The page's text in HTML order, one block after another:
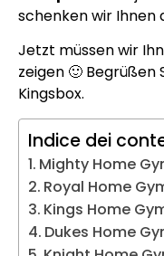
schenken wir Ihnen
Jetzt müssen wir
zeigen 🙂 Begrüßen
Kingsbox.
Indice dei
Mighty Home
Royal Home
Kings Home
Dukes Home